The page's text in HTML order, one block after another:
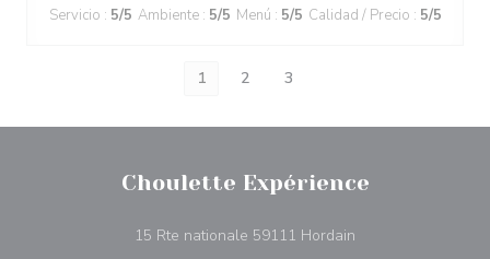
Servicio : 5/5 Ambiente : 5/5 Menú : 5/5 Calidad / Precio : 5/5
1 2 3
Choulette Expérience
15 Rte nationale 59111 Hordain